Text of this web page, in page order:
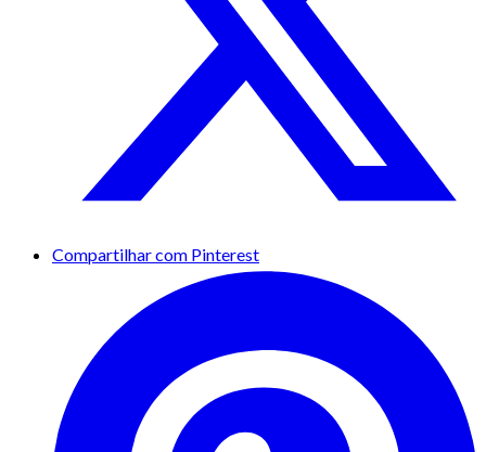
Compartilhar com Pinterest